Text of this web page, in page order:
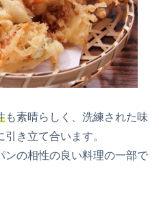
も素晴らしく、洗練された味
き立て合います。
ンの相性の良い料理の一部で